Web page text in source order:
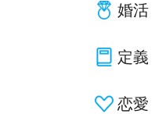
婚活
定義
恋愛